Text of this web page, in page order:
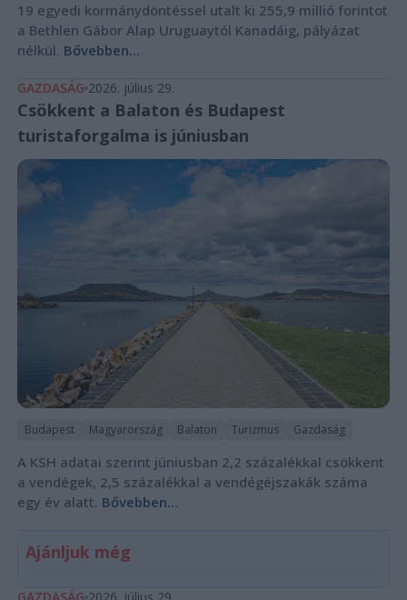
19 egyedi kormánydöntéssel utalt ki 255,9 millió forintot
a Bethlen Gábor Alap Uruguaytól Kanadáig, pályázat
nélkül. Bővebben...
GAZDASÁG 2026. július 29.
Csökkent a Balaton és Budapest
turistaforgalma is júniusban
Budapest Magyarország Balaton Turizmus Gazdaság
A KSH adatai szerint júniusban 2,2 százalékkal csökkent
a vendégek, 2,5 százalékkal a vendégéjszakák száma
egy év alatt. Bővebben...
Ajánljuk még